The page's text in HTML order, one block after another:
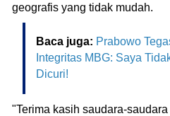
geografis yang tidak mudah.
Baca juga: Prabowo
Integritas MBG: Saya
Dicuri!
"Terima kasih saudara-